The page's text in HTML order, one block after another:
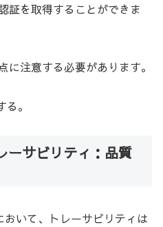
証を取得することができま
に注意する必要があります。
。
ーサビリティ：品質
いて、トレーサビリティは